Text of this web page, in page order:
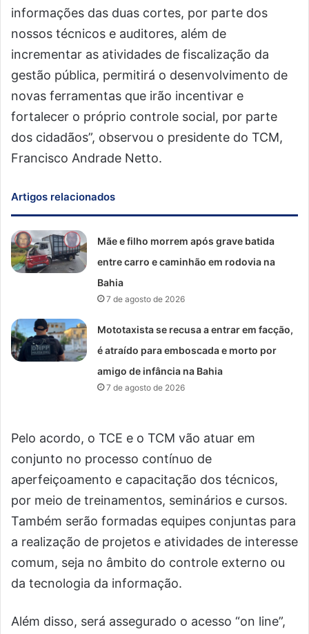
informações das duas cortes, por parte dos
nossos técnicos e auditores, além de
incrementar as atividades de fiscalização da
gestão pública, permitirá o desenvolvimento de
novas ferramentas que irão incentivar e
fortalecer o próprio controle social, por parte
dos cidadãos”, observou o presidente do TCM,
Francisco Andrade Netto.
Artigos relacionados
Mãe e filho morrem após grave batida
entre carro e caminhão em rodovia na
Bahia
7 de agosto de 2026
Mototaxista se recusa a entrar em facção,
é atraído para emboscada e morto por
amigo de infância na Bahia
7 de agosto de 2026
Pelo acordo, o TCE e o TCM vão atuar em
conjunto no processo contínuo de
aperfeiçoamento e capacitação dos técnicos,
por meio de treinamentos, seminários e cursos.
Também serão formadas equipes conjuntas para
a realização de projetos e atividades de interesse
comum, seja no âmbito do controle externo ou
da tecnologia da informação.
Além disso, será assegurado o acesso “on line”,